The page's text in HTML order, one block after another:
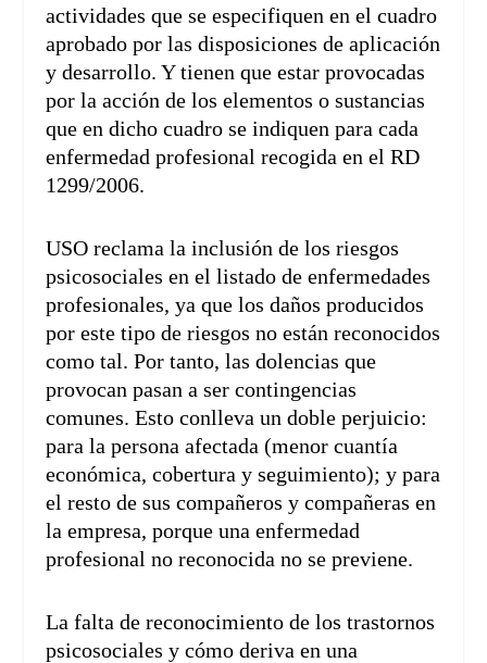
actividades que se especifiquen en el cuadro
aprobado por las disposiciones de aplicación
y desarrollo. Y tienen que estar provocadas
por la acción de los elementos o sustancias
que en dicho cuadro se indiquen para cada
enfermedad profesional recogida en el RD
1299/2006.
USO reclama la inclusión de los riesgos
psicosociales en el listado de enfermedades
profesionales, ya que los daños producidos
por este tipo de riesgos no están reconocidos
como tal. Por tanto, las dolencias que
provocan pasan a ser contingencias
comunes. Esto conlleva un doble perjuicio:
para la persona afectada (menor cuantía
económica, cobertura y seguimiento); y para
el resto de sus compañeros y compañeras en
la empresa, porque una enfermedad
profesional no reconocida no se previene.
La falta de reconocimiento de los trastornos
psicosociales y cómo deriva en una